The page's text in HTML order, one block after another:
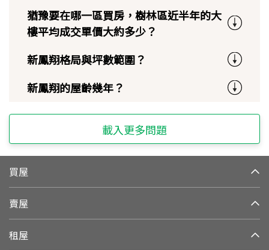
猶豫要在哪一區買房，樹林區近半年的大
樓平均成交單價大約多少？
新鳳翔格局與坪數範圍？
新鳳翔的屋齡幾年？
載入更多問題
買屋
賣屋
租屋